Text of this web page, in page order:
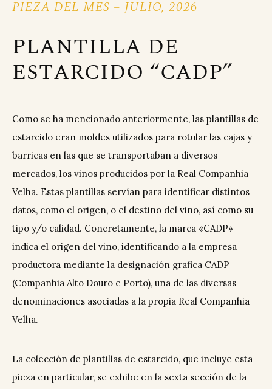
PIEZA DEL MES – JULIO, 2026
PLANTILLA DE
ESTARCIDO “CADP”
Como se ha mencionado anteriormente, las plantillas de
estarcido eran moldes utilizados para rotular las cajas y
barricas en las que se transportaban a diversos
mercados, los vinos producidos por la Real Companhia
Velha. Estas plantillas servían para identificar distintos
datos, como el origen, o el destino del vino, así como su
tipo y/o calidad. Concretamente, la marca «CADP»
indica el origen del vino, identificando a la empresa
productora mediante la designación grafica CADP
(Companhia Alto Douro e Porto), una de las diversas
denominaciones asociadas a la propia Real Companhia
Velha.
La colección de plantillas de estarcido, que incluye esta
pieza en particular, se exhibe en la sexta sección de la